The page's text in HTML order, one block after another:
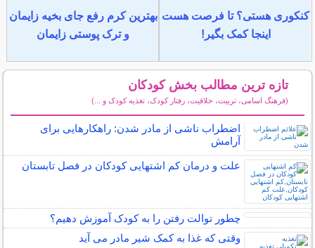
کنکوری هستی؟ تا فرصت هست
اینجا کمک بگیر!
بهترین کرم رفع جای بخیه زایمان
و ترک پوستی زایمان
تازه ترین مطالب بخش کودکان
(فرهنگ اسامی، تربیت، خلاقیت، رفتار کودک، تغذیه کودک و ...)
اضطراب ناشی از مادر شدن: راهکارهایی برای
آرامش
علت و درمان کم اشتهایی کودکان در فصل تابستان
چطور توالت رفتن را به کودک آموزش دهیم؟
وقتی که غذا به کمک شیر مادر می آید